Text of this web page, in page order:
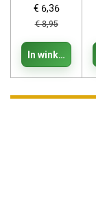
€ 6,36
€ 8,95
In winkelwagen